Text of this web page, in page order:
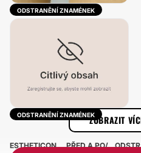
ODSTRANĚNÍ ZNAMÉNEK
ODSTRANĚNÍ ZNAMÉNEKZOBRAZIT
ESTHETICON PŘED A PO